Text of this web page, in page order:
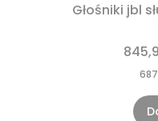
Głośniki jbl